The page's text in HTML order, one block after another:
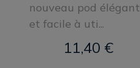
nouveau pod élégant
et facile à uti...
11,40 €